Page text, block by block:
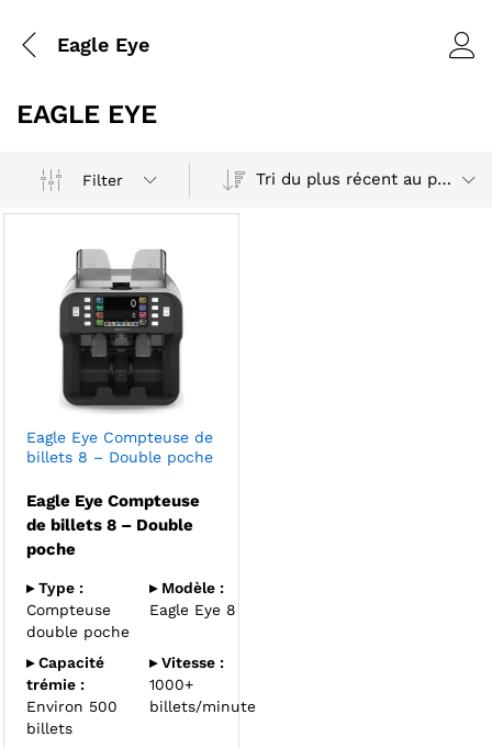
Eagle Eye
EAGLE EYE
Filter Tri du plus récent au plus ancien
Eagle Eye Compteuse de
billets 8 – Double poche
Eagle Eye Compteuse
de billets 8 – Double
poche
▸ Type :
Compteuse
double poche
▸ Modèle :
Eagle Eye 8
▸ Capacité
trémie :
Environ 500
billets
▸ Vitesse :
1000+
billets/minute